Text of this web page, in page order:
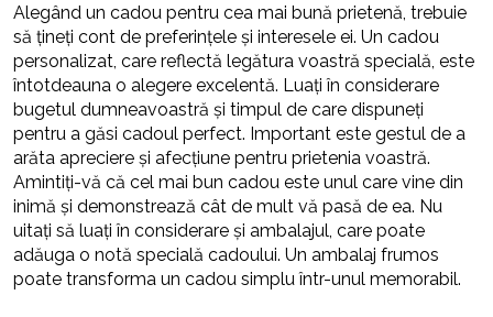
Alegând un cadou pentru cea mai bună prietenă, trebuie
să țineți cont de preferințele și interesele ei. Un cadou
personalizat, care reflectă legătura voastră specială, este
întotdeauna o alegere excelentă. Luați în considerare
bugetul dumneavoastră și timpul de care dispuneți
pentru a găsi cadoul perfect. Important este gestul de a
arăta apreciere și afecțiune pentru prietenia voastră.
Amintiți-vă că cel mai bun cadou este unul care vine din
inimă și demonstrează cât de mult vă pasă de ea. Nu
uitați să luați în considerare și ambalajul, care poate
adăuga o notă specială cadoului. Un ambalaj frumos
poate transforma un cadou simplu într-unul memorabil.